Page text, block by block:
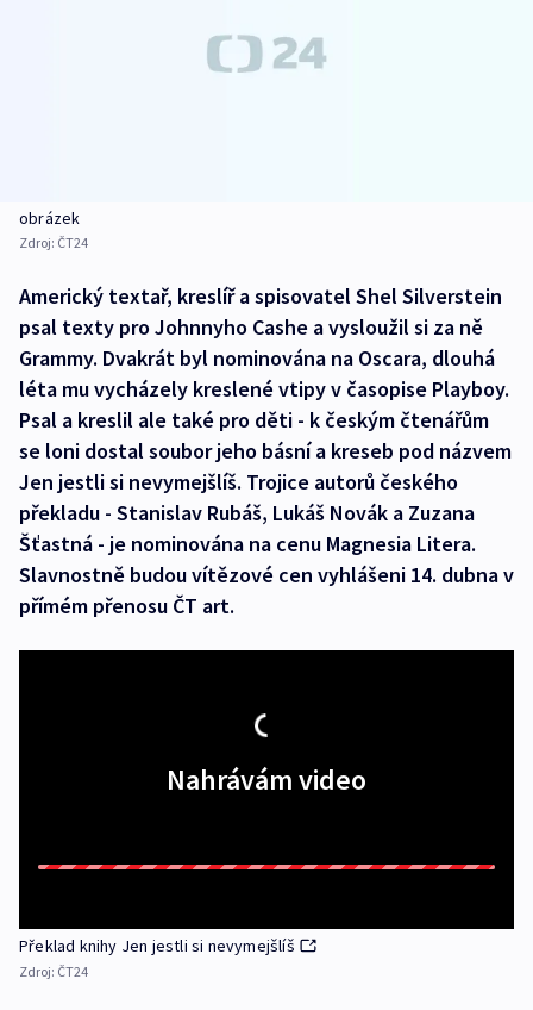
obrázek
Zdroj: ČT24
Americký textař, kreslíř a spisovatel Shel Silverstein
psal texty pro Johnnyho Cashe a vysloužil si za ně
Grammy. Dvakrát byl nominována na Oscara, dlouhá
léta mu vycházely kreslené vtipy v časopise Playboy.
Psal a kreslil ale také pro děti - k českým čtenářům
se loni dostal soubor jeho básní a kreseb pod názvem
Jen jestli si nevymejšlíš. Trojice autorů českého
překladu - Stanislav Rubáš, Lukáš Novák a Zuzana
Šťastná - je nominována na cenu Magnesia Litera.
Slavnostně budou vítězové cen vyhlášeni 14. dubna v
přímém přenosu ČT art.
Nahrávám video
Překlad knihy Jen jestli si nevymejšlíš
Zdroj: ČT24